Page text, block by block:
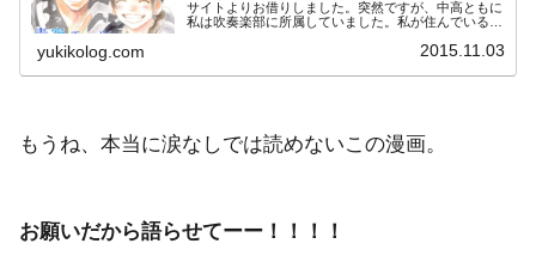
サイトよりお借りしました。突然ですが、中高ともに
私は吹奏楽部に所属していました。私が住んでいる場
たくさん開催されているんです。そして先...
yukikolog.com 2015.11.03
もうね、本当に涙なしでは読めないこの漫画。
お願いだから語らせてーー！！！！